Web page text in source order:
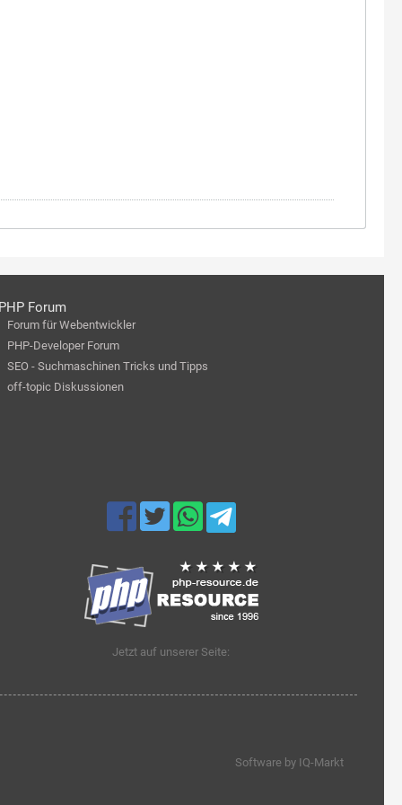
Forum
Forum für Webentwickler
PHP-Developer Forum
SEO - Suchmaschinen Tricks und Tipps
off-topic Diskussionen
Jetzt auf unserer Seite:
Software by IQ-Markt